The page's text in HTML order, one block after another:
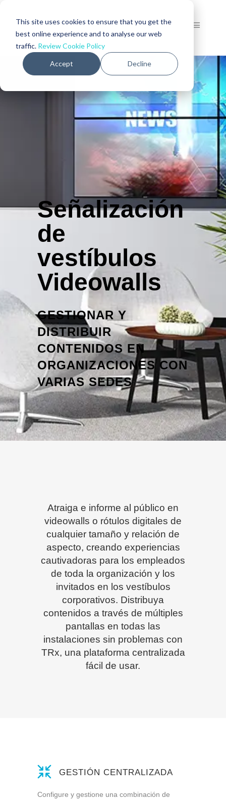
This site uses cookies to ensure that you get the
best online experience and to analyse our web
traffic. Review Cookie Policy
Accept Decline
Señalización
de
vestíbulos
Videowalls
GESTIONAR Y
DISTRIBUIR
CONTENIDOS EN
ORGANIZACIONES CON
VARIAS SEDES
Atraiga e informe al público en
videowalls o rótulos digitales de
cualquier tamaño y relación de
aspecto, creando experiencias
cautivadoras para los empleados
de toda la organización y los
invitados en los vestíbulos
corporativos. Distribuya
contenidos a través de múltiples
pantallas en todas las
instalaciones sin problemas con
TRx, una plataforma centralizada
fácil de usar.
GESTIÓN CENTRALIZADA
Configure y gestione una combinación de